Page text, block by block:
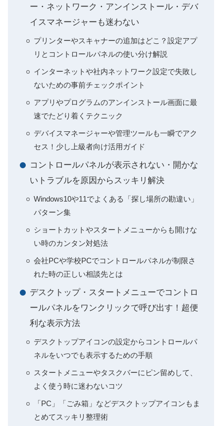
ー・ネットワーク・アンインストール・デバ
イスマネージャーも迷わない
プリンターやスキャナーの追加はどこ？設定アプ
リとコントロールパネルの使い分け解説
インターネットや社内ネットワーク設定で失敗し
ないための事前チェックポイント
アプリやプログラムのアンインストール画面に最
速でたどり着くテクニック
デバイスマネージャーや管理ツールも一瞬でアク
セス！少し上級者向け活用ガイド
コントロールパネルが表示されない・開かな
いトラブルを原因からスッキリ解決
Windows10や11でよくある「探し場所の勘違い」
パターン集
ショートカットやスタートメニューからも開けな
い時のカンタン対処法
会社PCや学校PCでコントロールパネルが制限さ
れた時の正しい相談先とは
デスクトップ・スタートメニューでコントロ
ールパネルをワンクリックで呼び出す！超便
利な表示方法
デスクトップアイコンの設定からコントロールパ
ネルをいつでも表示するための手順
スタートメニューやタスクバーにピン留めして、
よく使う時に迷わないコツ
「PC」「ごみ箱」などデスクトップアイコンもま
とめてスッキリ整理術